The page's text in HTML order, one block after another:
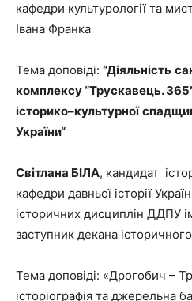
кафедри культурології та
Івана Франка
Тема доповіді: “Діяльність
комплексу“Трускавець.
історико–культурної
України“
Світлана БІЛА, кандидат
кафедри давньої історії
історичних дисциплін ДДПУ
заступник декана
Тема доповіді: «Дрогобич –
історіографія та джерельна